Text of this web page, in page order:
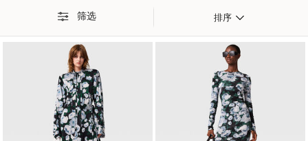
our Stella McCartney luxury vegan handbags and cruelty-free
筛选 排序